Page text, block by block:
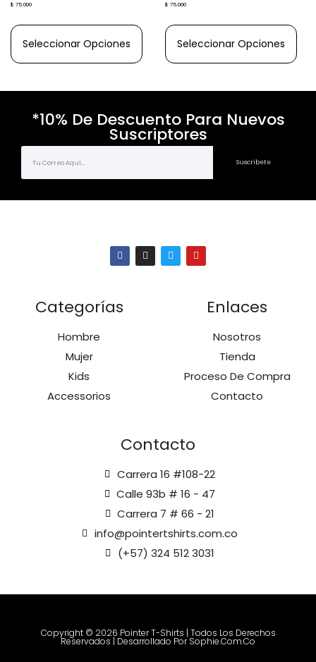
$ 75.000
Seleccionar Opciones
$ 75.000
Seleccionar Opciones
*10% De Descuento Para Nuevos
Suscriptores
Suscríbete
Categorías
Hombre
Mujer
Kids
Accessorios
Enlaces
Nosotros
Tienda
Proceso De Compra
Contacto
Contacto
Carrera 16 #108-22
Calle 93b # 16 - 47
Carrera 7 # 66 - 21
info@pointertshirts.com.co
(+57) 324 512 3031
Copyright © 2026 Pointer T-Shirts | Todos Los Derechos
Reservados | Desarrollado Por Sophie.com.co